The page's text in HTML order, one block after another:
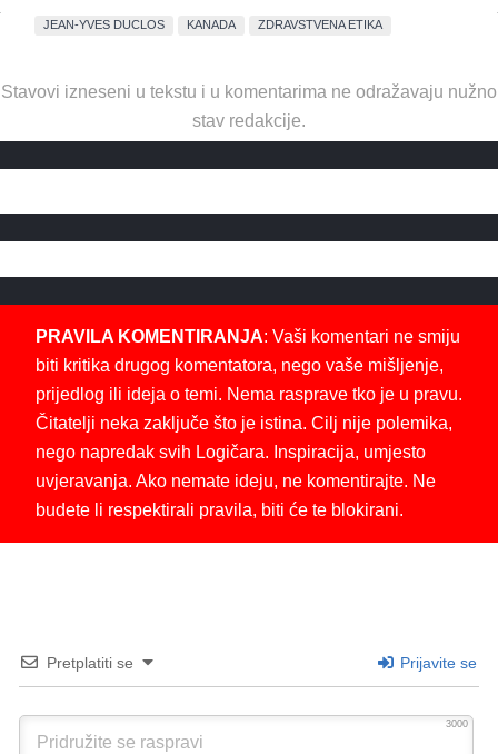
JEAN-YVES DUCLOS KANADA ZDRAVSTVENA ETIKA
Stavovi izneseni u tekstu i u komentarima ne odražavaju nužno
stav redakcije.
PRAVILA KOMENTIRANJA: Vaši komentari ne smiju
biti kritika drugog komentatora, nego vaše mišljenje,
prijedlog ili ideja o temi. Nema rasprave tko je u pravu.
Čitatelji neka zaključe što je istina. Cilj nije polemika,
nego napredak svih Logičara. Inspiracija, umjesto
uvjeravanja. Ako nemate ideju, ne komentirajte. Ne
budete li respektirali pravila, biti će te blokirani.
Pretplatiti se Prijavite se
3000